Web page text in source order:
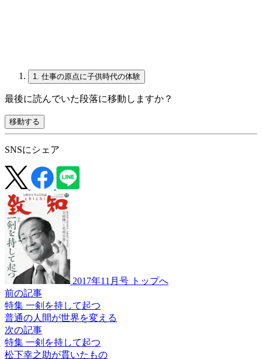
1. 仕事の原点に子供時代の体験
最後に読んでいた段落に移動しますか？
移動する
SNSにシェア
2017年11月号 トップへ
前の記事
特集 一剣を持して起つ
普通の人間が世界を変える
次の記事
特集 一剣を持して起つ
松下幸之助が貫いたもの